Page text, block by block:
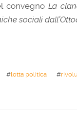
convegno La
sociali
#lotta politica #